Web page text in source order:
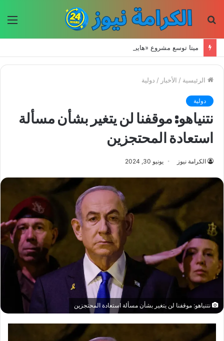
الرئيسية / الأخبار / دولية
دولية
نتنياهو: موقفنا لن يتغير بشأن مسألة
استعادة المحتجزين
الكرامة نيوز يونيو 30, 2024
نتنياهو: موقفنا لن يتغير بشأن مسألة استعادة المحتجزين